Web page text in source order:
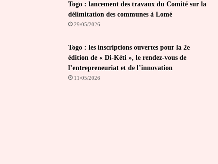
Togo : lancement des travaux du Comité sur la
délimitation des communes à Lomé
29/05/2026
Togo : les inscriptions ouvertes pour la 2e
édition de « Di-Kéti », le rendez-vous de
l’entrepreneuriat et de l’innovation
11/05/2026